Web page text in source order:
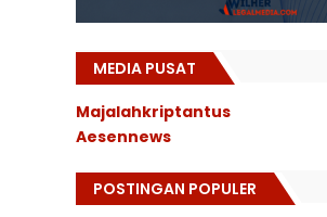
MEDIA PUSAT
Majalahkriptantus
Aesennews
POSTINGAN POPULER